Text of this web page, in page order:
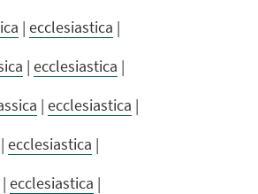
| ecclesiastica |
| ecclesiastica |
| ecclesiastica |
| ecclesiastica |
| ecclesiastica |